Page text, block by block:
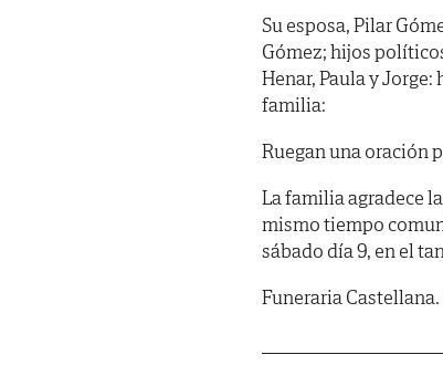
Su esposa, Pilar
Gómez; hijos
Henar, Paula y
familia:
Ruegan una oración
La familia agradece
mismo tiempo
sábado día 9, en el
Funeraria